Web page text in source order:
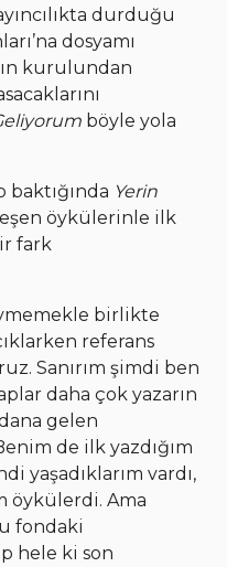
durduğu
dosyamı
kurulundan
böyle yola
Yerin
öykülerinle ilk
fark
birlikte
referans
Sanırım şimdi ben
daha çok yazarın
gelen
de ilk yazdığım
yaşadıklarım vardı,
öykülerdi. Ama
fondaki
hele ki son